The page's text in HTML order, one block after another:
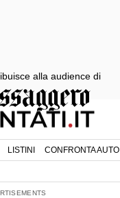
LISTINI CONFRONTA AUTO
alla audience di